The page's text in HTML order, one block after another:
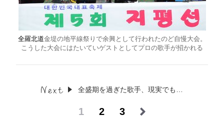
全羅北道金堤の地平線祭りで余興として行われたのど自慢大会。
こうした大会にはたいていゲストとしてプロの歌手が招かれる
全盛期を過ぎた歌手、現実でも…
1 2 3